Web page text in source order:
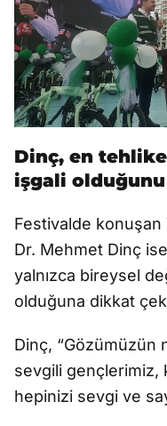
Dinç, en
işgali
Festivalde konuşan
Dr. Mehmet Dinç
yalnızca bireysel
olduğuna dikkat
Dinç, “Gözümüzün
sevgili gençlerimiz,
hepinizi sevgi ve